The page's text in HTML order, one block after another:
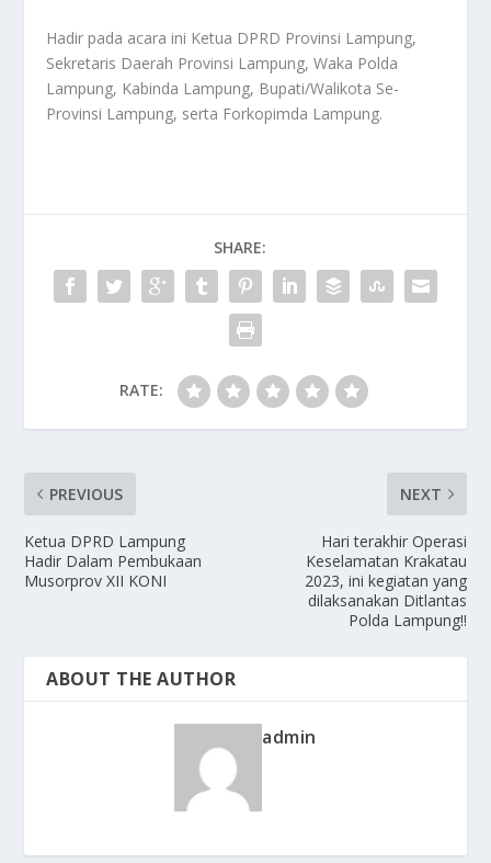
Hadir pada acara ini Ketua DPRD Provinsi Lampung,
Sekretaris Daerah Provinsi Lampung, Waka Polda
Lampung, Kabinda Lampung, Bupati/Walikota Se-
Provinsi Lampung, serta Forkopimda Lampung.
SHARE:
RATE:
PREVIOUS
Ketua DPRD Lampung
Hadir Dalam Pembukaan
Musorprov XII KONI
NEXT
Hari terakhir Operasi
Keselamatan Krakatau
2023, ini kegiatan yang
dilaksanakan Ditlantas
Polda Lampung!!
ABOUT THE AUTHOR
admin